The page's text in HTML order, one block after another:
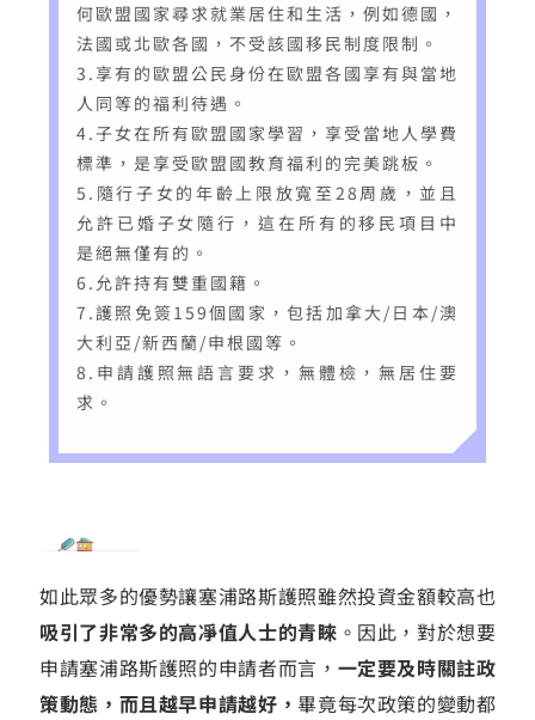
何歐盟國家尋求就業居住和生活，例如德國，
法國或北歐各國，不受該國移民制度限制。
3.享有的歐盟公民身份在歐盟各國享有與當地
人同等的福利待遇。
4.子女在所有歐盟國家學習，享受當地人學費
標準，是享受歐盟國教育福利的完美跳板。
5.隨行子女的年齡上限放寬至28周歲，並且
允許已婚子女隨行，這在所有的移民項目中
是絕無僅有的。
6.允許持有雙重國籍。
7.護照免簽159個國家，包括加拿大/日本/澳
大利亞/新西蘭/申根國等。
8.申請護照無語言要求，無體檢，無居住要
求。
如此眾多的優勢讓塞浦路斯護照雖然投資金額較高也
吸引了非常多的高凈值人士的青睞 。因此，對於想要
申請塞浦路斯護照的申請者而言， 一定要及時關註政
策動態，而且越早申請越好，畢竟每次政策的變動都